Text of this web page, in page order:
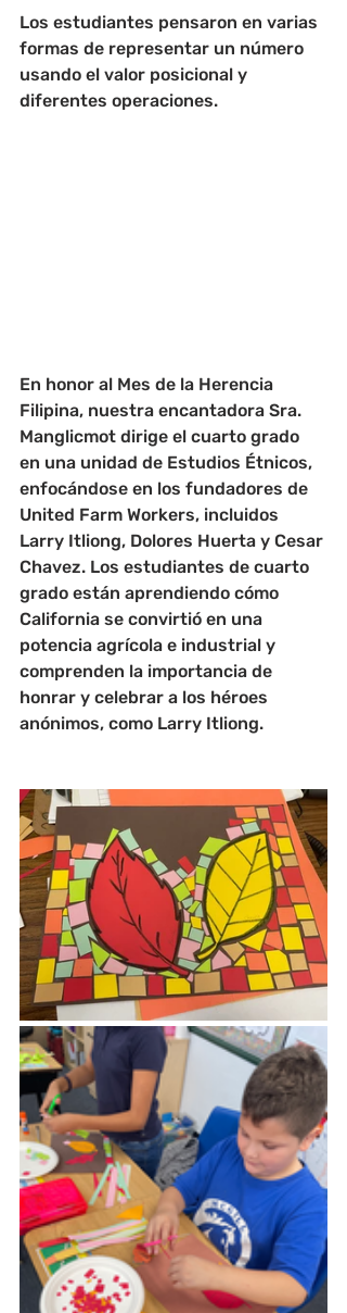
Los estudiantes pensaron en varias
formas de representar un número
usando el valor posicional y
diferentes operaciones.
En honor al Mes de la Herencia
Filipina, nuestra encantadora Sra.
Manglicmot dirige el cuarto grado
en una unidad de Estudios Étnicos,
enfocándose en los fundadores de
United Farm Workers, incluidos
Larry Itliong, Dolores Huerta y Cesar
Chavez. Los estudiantes de cuarto
grado están aprendiendo cómo
California se convirtió en una
potencia agrícola e industrial y
comprenden la importancia de
honrar y celebrar a los héroes
anónimos, como Larry Itliong.